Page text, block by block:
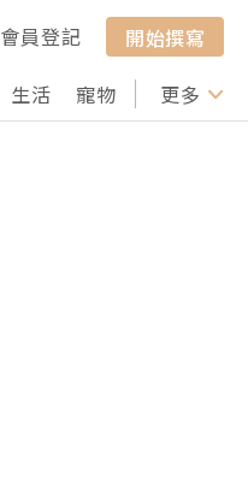
會員登記
開始撰寫
生活 寵物 行山 打卡
更多